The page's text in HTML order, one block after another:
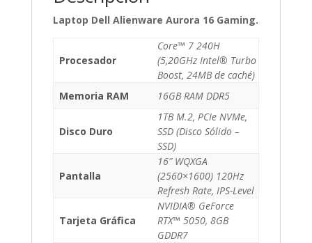
Laptop Dell Alienware Aurora 16 Gaming.
Procesador
Core™ 7 240H
(5,20GHz Intel® Turbo
Boost, 24MB de caché)
Memoria RAM
16GB RAM DDR5
Disco Duro
1TB M.2, PCIe NVMe,
SSD (Disco Sólido –
SSD)
Pantalla
16″ WQXGA
(2560×1600) 120Hz
Refresh Rate, IPS-Level
Tarjeta Gráfica
NVIDIA® GeForce
RTX™ 5050, 8GB
GDDR7